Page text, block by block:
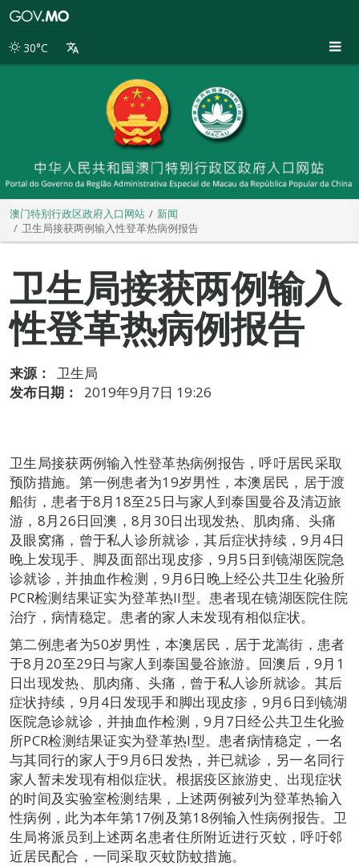
别
30°C
澳门特别行政区政府入口网站
新闻
卫生局接获两例输入性登革热病例报告
卫生局接获两例输入
性登革热病例报告
来源：
卫生局
发布日期：
2019年9月7日 19:26
卫生局接获两例输入性登革热病例报告，呼吁居民采取
预防措施。第一例患者为19岁男性，本澳居民，居于渡
船街，患者于8月18至25日与家人到泰国曼谷及清迈旅
游，8月26日回澳，8月30日出现发热、肌肉痛、头痛
及眼窝痛，曾于私人诊所就诊，其后症状持续，9月4日
晚上发现手、脚及面部出现皮疹，9月5日到镜湖医院急
诊就诊，并抽血作检测，9月6日晚上经公共卫生化验所
PCR检测结果证实为登革热II型。患者现在镜湖医院住院
治疗，病情稳定。患者的家人未发现有相似症状。
第二例患者为50岁男性，本澳居民，居于龙嵩街，患者
于8月20至29日与家人到泰国曼谷旅游。回澳后，9月1
日出现发热、肌肉痛、头痛，曾于私人诊所就诊。其后
症状持续，9月4日发现手和脚出现皮疹，9月6日到镜湖
医院急诊就诊，并抽血作检测，9月7日经公共卫生化验
所PCR检测结果证实为登革热I型。患者病情稳定，一名
与其同行的家人于9月6日发热，并已就诊，另一名同行
家人暂未发现有相似症状。根据疫区旅游史、出现症状
的时间及实验室检测结果，上述两例被列为登革热输入
性病例，此为本年第17例及第18例输入性病例报告。卫
生局将派员到上述两名患者住所附近进行灭蚊，呼吁邻
近居民配合，一同采取灭蚊防蚊措施。